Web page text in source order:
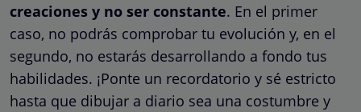
creaciones y no ser constante. En el primer
caso, no podrás comprobar tu evolución y, en el
segundo, no estarás desarrollando a fondo tus
habilidades. ¡Ponte un recordatorio y sé estricto
hasta que dibujar a diario sea una costumbre y